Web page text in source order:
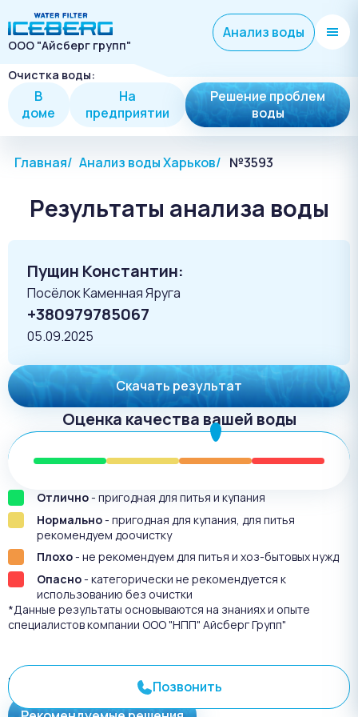
ООО "Айсберг групп"
Анализ воды
Очистка воды:
В
доме
На
предприятии
Решение проблем
воды
Главная Анализ воды Харьков №3593
Результаты анализа воды
Пущин Константин:
Посёлок Каменная Яруга
+380979785067
05.09.2025
Скачать результат
Оценка качества вашей воды
Отлично- пригодная для питья и купания
Нормально- пригодная для купания, для питья
рекомендуем доочистку
Плохо- не рекомендуем для питья и хоз-бытовых нужд
Опасно- категорически не рекомендуется к
использованию без очистки
*Данные результаты основываются на знаниях и опыте
специалистов компании ООО "НПП" Айсберг Групп"
Результат анализа №3593
Позвонить